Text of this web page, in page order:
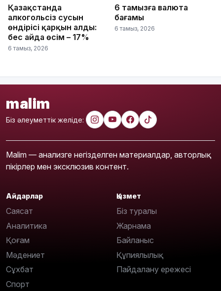
Қазақстанда
алкогольсіз сусын
өндірісі қарқын алды:
бес айда өсім – 17%
6 тамыз, 2026
6 тамызға валюта
бағамы
6 тамыз, 2026
malim
Біз әлеуметтік желіде:
Malim — анализге негізделген материалдар, авторлық
пікірлер мен эксклюзив контент.
Айдарлар
Саясат
Аналитика
Қоғам
Мәдениет
Сұхбат
Спорт
Қызмет
Біз туралы
Жарнама
Байланыс
Құпиялылық
Пайдалану ережесі